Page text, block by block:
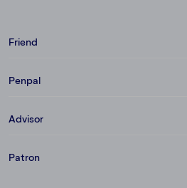
Friend
Penpal
Advisor
Patron